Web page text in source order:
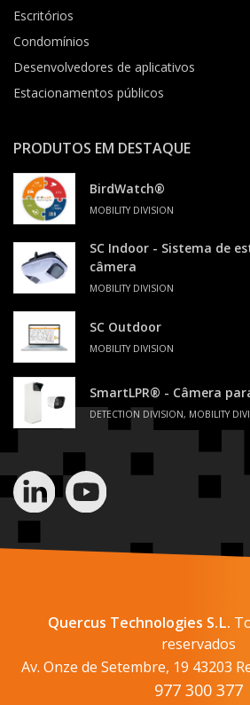
Escritórios
Condomínios
Desenvolvedores de aplicativos
Estacionamentos públicos
PRODUTOS EM DESTAQUE
BirdWatch®
MOBILITY DIVISION
SC Indoor - Sistema de
câmera
MOBILITY DIVISION
SC Outdoor
MOBILITY DIVISION
SmartLPR® - Câmera
DETECTION DIVISION, MOBILITY
Quercus Technologies S.L.
reservados
Av. Onze de Setembre, 19 43203
977 300 377